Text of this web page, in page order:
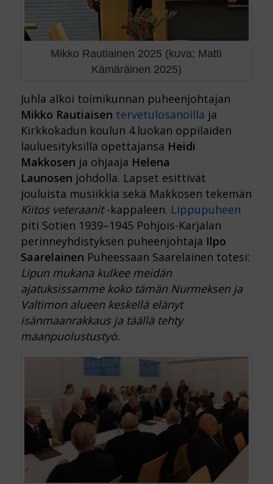
Mikko Rautiainen 2025 (kuva; Matti
Kämäräinen 2025)
Juhla alkoi toimikunnan puheenjohtajan
Mikko Rautiaisen tervetulosanoilla ja
Kirkkokadun koulun 4.luokan oppilaiden
lauluesityksillä opettajansa Heidi
Makkosen ja ohjaaja Helena
Launosen johdolla. Lapset esittivät
jouluista musiikkia sekä Makkosen tekemän
Kiitos veteraanit-kappaleen. Lippupuheen
piti Sotien 1939–1945 Pohjois-Karjalan
perinneyhdistyksen puheenjohtaja Ilpo
Saarelainen Puheessaan Saarelainen totesi:
Lipun mukana kulkee meidän
ajatuksissamme koko tämän Nurmeksen ja
Valtimon alueen keskellä elänyt
isänmaanrakkaus ja täällä tehty
maanpuolustustyö.